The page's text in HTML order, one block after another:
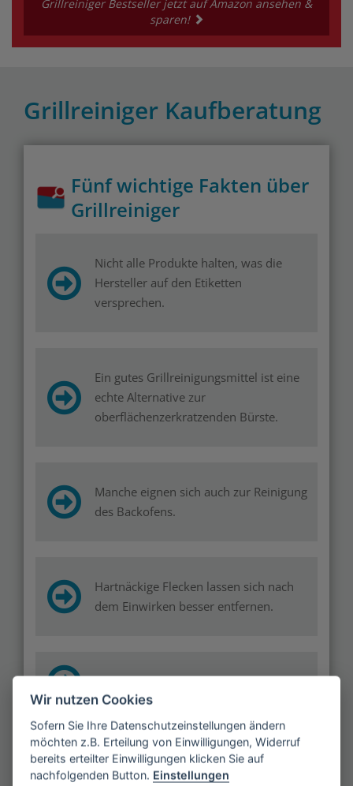
Grillreiniger Bestseller jetzt auf Amazon ansehen &
sparen!
Grillreiniger Kaufberatung
Fünf wichtige Fakten über
Grillreiniger
Nicht alle Produkte halten, was die
Hersteller auf den Etiketten
versprechen.
Ein gutes Grillreinigungsmittel ist eine
echte Alternative zur
oberflächenzerkratzenden Bürste.
Manche eignen sich auch zur Reinigung
des Backofens.
Hartnäckige Flecken lassen sich nach
dem Einwirken besser entfernen.
Für Putzmuffel gibt es den Grillbot.
Wir nutzen Cookies
Sofern Sie Ihre Datenschutzeinstellungen ändern
möchten z.B. Erteilung von Einwilligungen, Widerruf
bereits erteilter Einwilligungen klicken Sie auf
nachfolgenden Button. Einstellungen